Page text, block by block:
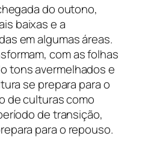
do outono,
baixas e a
em algumas áreas.
com as folhas
tons avermelhados e
se prepara para o
de culturas como
de transição,
para o repouso.